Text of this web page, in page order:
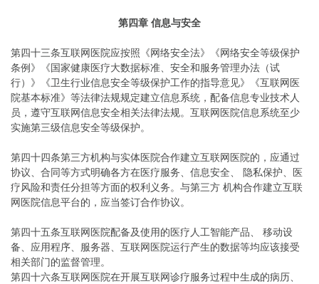
第四章 信息与安全
第四十三条互联网医院应按照《网络安全法》《网络安全等级保护
条例》《国家健康医疗大数据标准、安全和服务管理办法（试
行）》《卫生行业信息安全等级保护工作的指导意见》《互联网医
院基本标准》等法律法规规定建立信息系统，配备信息专业技术人
员，遵守互联网信息安全相关法律法规。互联网医院信息系统至少
实施第三级信息安全等级保护。
第四十四条第三方机构与实体医院合作建立互联网医院的，应通过
协议、合同等方式明确各方在医疗服务、信息安全、 隐私保护、医
疗风险和责任分担等方面的权利义务。与第三方 机构合作建立互联
网医院信息平台的，应当签订合作协议。
第四十五条互联网医院配备及使用的医疗人工智能产品、 移动设
备、应用程序、服务器、互联网医院运行产生的数据等均应该接受
相关部门的监督管理。
第四十六条互联网医院在开展互联网诊疗服务过程中生成的病历、